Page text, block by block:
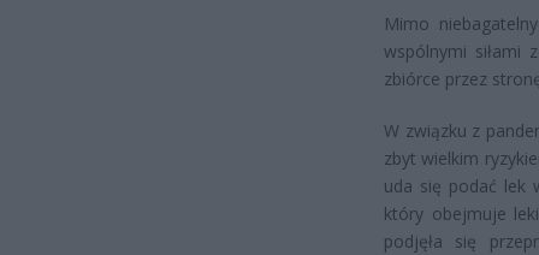
Mimo
wspólnymi siłami
zbiórce przez
W związku z
zbyt wielkim
uda się podać lek
który obejmuje
podjęła się